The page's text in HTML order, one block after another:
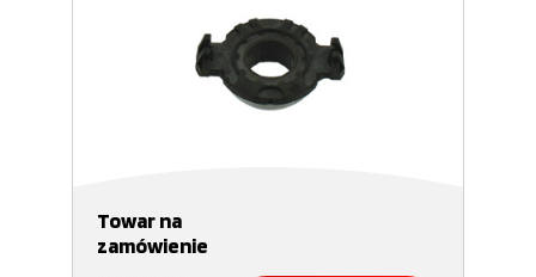
Towar na
zamówienie